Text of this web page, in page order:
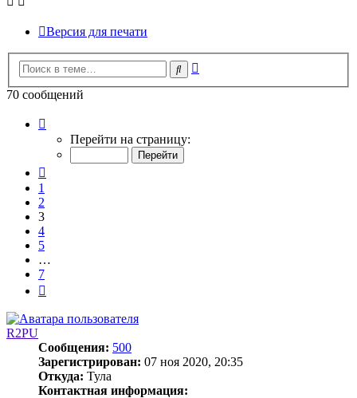
Версия для печати
Поиск
70 сообщений
Перейти на страницу:
1
2
3
4
5
…
7
R2PU
Сообщения: 500
Зарегистрирован: 07 ноя 2020, 20:35
Откуда: Тула
Контактная информация: